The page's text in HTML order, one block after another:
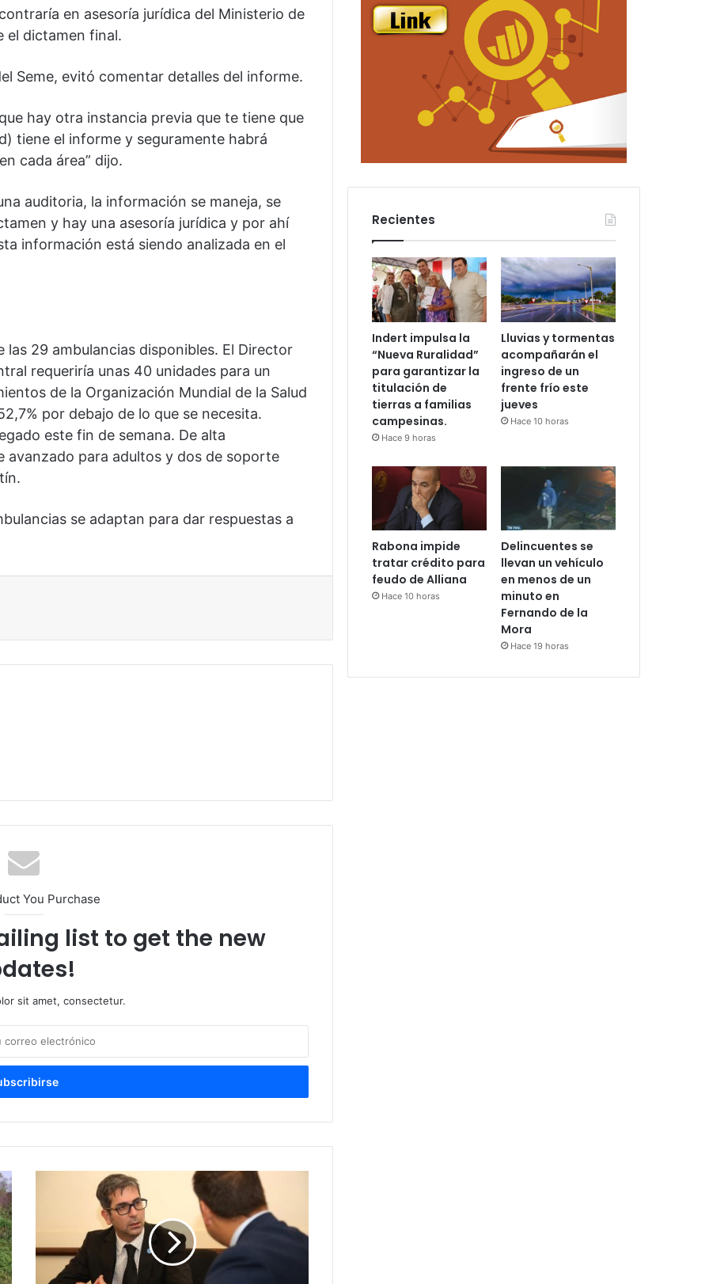
en asesoría jurídica del Ministerio de
el dictamen final.
Seme, evitó comentar detalles del informe.
hay otra instancia previa que te tiene que
tiene el informe y seguramente habrá
cada área” dijo.
auditoria, la información se maneja, se
y hay una asesoría jurídica y por ahí
información está siendo analizada en el
las 29 ambulancias disponibles. El Director
requeriría unas 40 unidades para un
de la Organización Mundial de la Salud
por debajo de lo que se necesita.
este fin de semana. De alta
para adultos y dos de soporte
se adaptan para dar respuestas a
You Purchase
list to get the new
sit amet, consectetur.
Recientes
Indert impulsa la
“Nueva Ruralidad”
para garantizar la
titulación de
tierras a familias
campesinas.
Hace 9 horas
Lluvias y tormentas
acompañarán el
ingreso de un
frente frío este
jueves
Hace 10 horas
Rabona impide
tratar crédito para
feudo de Alliana
Hace 10 horas
Delincuentes se
llevan un vehículo
en menos de un
minuto en
Fernando de la
Mora
Hace 19 horas